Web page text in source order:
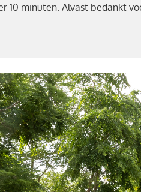
10 minuten. Alvast bedankt